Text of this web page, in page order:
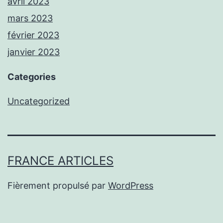
mars 2023
février 2023
janvier 2023
Categories
Uncategorized
FRANCE ARTICLES
Fièrement propulsé par WordPress